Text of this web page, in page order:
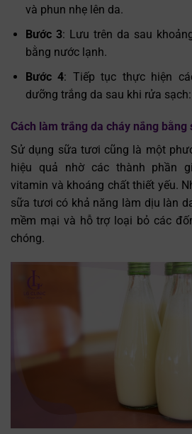
và phun nhẹ lên da.
Bước 3: Lưu trên da sau
bằng nước lạnh.
Bước 4: Tiếp tục thực hiện
dưỡng trắng da sau khi rửa sạch:
Cách làm trắng da cháy nắng
Sử dụng sữa tươi cũng là một
hiệu quả nhờ các thành phần
vitamin và khoáng chất thiết yếu.
sữa tươi có khả năng làm dịu làn
mềm mại và hỗ trợ loại bỏ các
chóng.